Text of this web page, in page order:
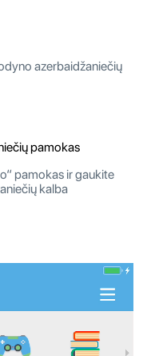
azerbaidžaniečių
pamokas
pamokas ir gaukite
kalba